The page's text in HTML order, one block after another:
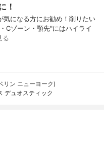
！
になる方にお勧め！削りたい
Cゾーン・顎先"にはハイライ
る
リン ニューヨーク)
デュオスティック